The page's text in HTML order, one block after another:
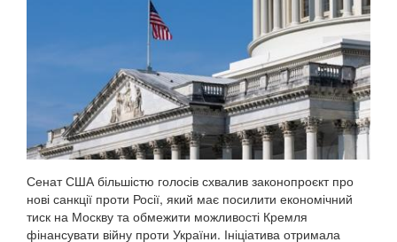
Сенат США більшістю голосів схвалив законопроєкт про
нові санкції проти Росії, який має посилити економічний
тиск на Москву та обмежити можливості Кремля
фінансувати війну проти України. Ініціатива отримала